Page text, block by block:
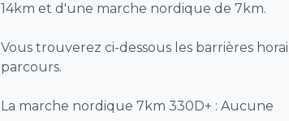
14km et d'une marche nordique de 7km.
Vous trouverez ci-dessous les barrières
parcours.
La marche nordique 7km 330D+ : Aucune